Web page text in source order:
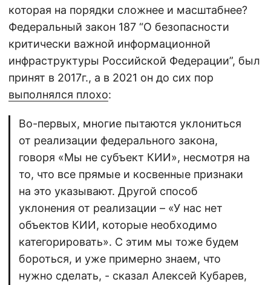
которая на порядки сложнее и масштабнее?
Федеральный закон 187 “О безопасности
критически важной информационной
инфраструктуры Российской Федерации”, был
принят в 2017г., а в 2021 он до сих пор
выполнялся плохо:
Во-первых, многие пытаются уклониться
от реализации федерального закона,
говоря «Мы не субъект КИИ», несмотря на
то, что все прямые и косвенные признаки
на это указывают. Другой способ
уклонения от реализации – «У нас нет
объектов КИИ, которые необходимо
категорировать». С этим мы тоже будем
бороться, и уже примерно знаем, что
нужно сделать, - сказал Алексей Кубарев,